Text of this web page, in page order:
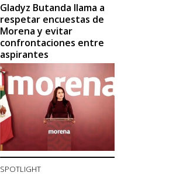
Gladyz Butanda llama a
respetar encuestas de
Morena y evitar
confrontaciones entre
aspirantes
SPOTLIGHT